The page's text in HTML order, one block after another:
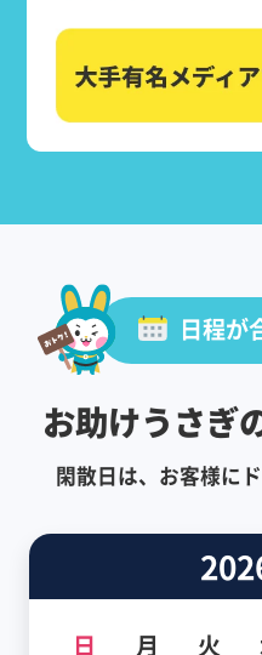
日程が
お助けうさぎ
閑散日は、お客様に
日 月 火